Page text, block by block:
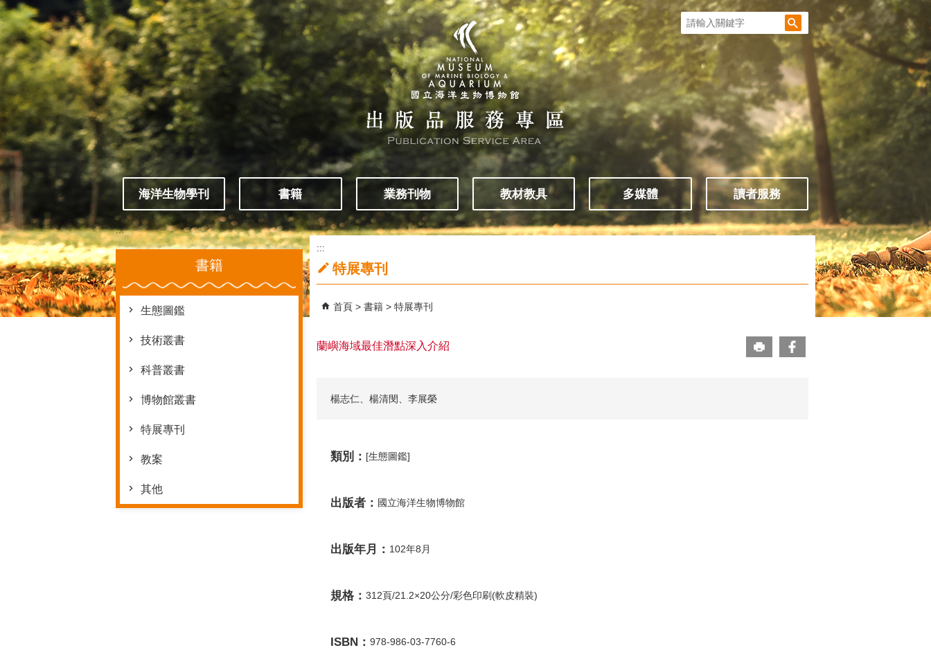
跳到主要內容區塊
海洋生物學刊 書籍 業務刊物 教材教具 多媒體 讀者服務
:::
書籍
生態圖鑑
技術叢書
科普叢書
博物館叢書
特展專刊
教案
其他
:::
特展專刊
首頁 書籍 特展專刊
蘭嶼海域最佳潛點深入介紹
楊志仁、楊清閔、李展榮
類別： [生態圖鑑]
出版者： 國立海洋生物博物館
出版年月： 102年8月
規格： 312頁/21.2×20公分/彩色印刷(軟皮精裝)
ISBN： 978-986-03-7760-6